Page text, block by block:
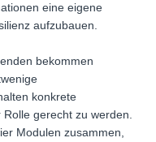
eine eigene
aufzubauen.
bekommen
konkrete
gerecht zu werden.
Modulen zusammen,